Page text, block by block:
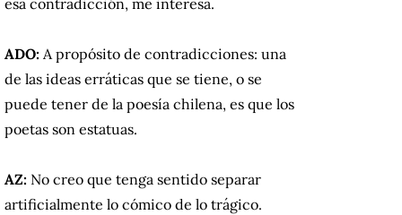
esa contradicción, me interesa.
ADO: A propósito de contradicciones: una
de las ideas erráticas que se tiene, o se
puede tener de la poesía chilena, es que los
poetas son estatuas.
AZ: No creo que tenga sentido separar
artificialmente lo cómico de lo trágico.